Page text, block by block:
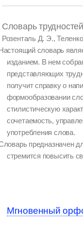
Словарь
Розенталь Д. Э.,
словарь
изданием. В нем
представляющих
получит справку о
формообразовании
стилистическую
сочетаемость,
употребления слова.
предназначен
стремится повысить
Мгновенный